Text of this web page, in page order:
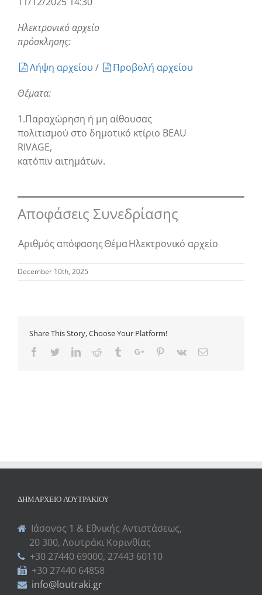
Ηλεκτρονικό αρχείο
πρόσκλησης:
Λήψη αρχείου /
Προβολή αρχείου
Θέματα:
1.Παραχώρηση ή μη αίθουσας
πολιτισμού στο δημοτικό κτίριο BEAU
RIVAGE,
κατόπιν αιτημάτων.
Αποφάσεις Συνεδρίασης
Αριθμός απόφασηςΘέμαΗλεκτρονικό αρχείο
December 10th, 2025
Share This Story, Choose Your Platform!
Facebook
TwitterLinkedinReddit TumblrGoogle+Pinterest
Vk Email
ΔΗΜΑΡΧΕΊΟ ΛΟΥΤΡΑΚΊΟΥ
Ιάσονος 1 & Εθνικής Αντιστάσεως,
20 300, Λουτράκι Κορινθίας
+30 27440 69000, 27443 60110
+30 27440 64858
info@loutraki.gr